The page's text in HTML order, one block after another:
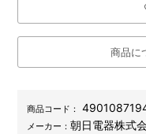
商品に
商品コード：
メーカー：朝日電器株式